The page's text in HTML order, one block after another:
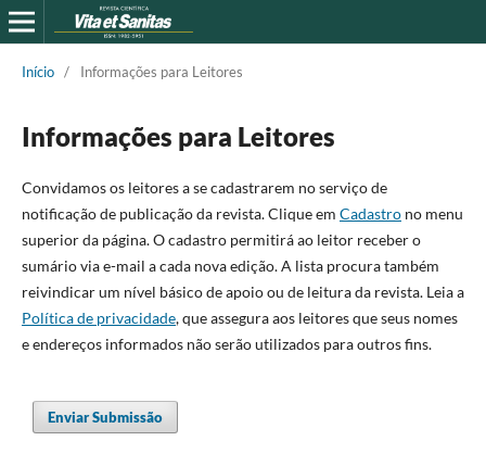
Início / Informações para Leitores
Informações para Leitores
Convidamos os leitores a se cadastrarem no serviço de
notificação de publicação da revista. Clique em Cadastrono menu
superior da página. O cadastro permitirá ao leitor receber o
sumário via e-mail a cada nova edição. A lista procura também
reivindicar um ní­vel básico de apoio ou de leitura da revista. Leia a
Polí­tica de privacidade, que assegura aos leitores que seus nomes
e endereços informados não serão utilizados para outros fins.
Enviar Submissão